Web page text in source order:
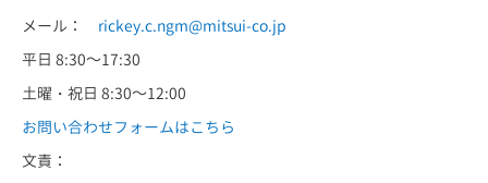
メール： rickey.c.ngm@mitsui-co.jp
平日 8:30～17:30
土曜・祝日 8:30～12:00
お問い合わせフォームはこちら
文責：